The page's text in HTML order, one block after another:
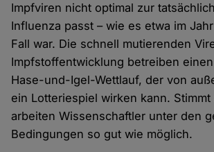
Impfviren nicht optimal zur
Influenza passt – wie es etwa im
Fall war. Die schnell mutierenden
Impfstoffentwicklung betreiben
Hase-und-Igel-Wettlauf, der von
ein Lotteriespiel wirken kann.
arbeiten Wissenschaftler unter den
Bedingungen so gut wie möglich.